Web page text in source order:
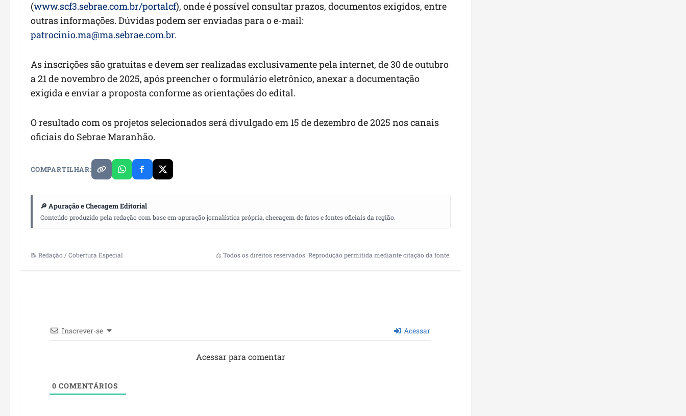
(www.scf3.sebrae.com.br/portalcf), onde é possível consultar prazos, documentos exigidos, entre
outras informações. Dúvidas podem ser enviadas para o e-mail:
patrocinio.ma@ma.sebrae.com.br.
As inscrições são gratuitas e devem ser realizadas exclusivamente pela internet, de 30 de outubro
a 21 de novembro de 2025, após preencher o formulário eletrônico, anexar a documentação
exigida e enviar a proposta conforme as orientações do edital.
O resultado com os projetos selecionados será divulgado em 15 de dezembro de 2025 nos canais
oficiais do Sebrae Maranhão.
COMPARTILHAR:
🔎 Apuração e Checagem Editorial
Conteúdo produzido pela redação com base em apuração jornalística própria, checagem de fatos e fontes oficiais da região.
📝 Redação / Cobertura Especial ⚖️ Todos os direitos reservados. Reprodução permitida mediante citação da fonte.
Inscrever-se Acessar
Acessar para comentar
0 COMENTÁRIOS